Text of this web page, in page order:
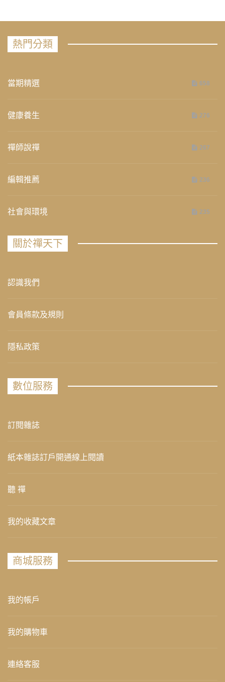
熱門分類
當期精選 658
健康養生 276
禪師說禪 267
編輯推薦 236
社會與環境 235
關於禪天下
認識我們
會員條款及規則
隱私政策
數位服務
訂閱雜誌
紙本雜誌訂戶開通線上閱讀
聽 禪
我的收藏文章
商城服務
我的帳戶
我的購物車
連絡客服